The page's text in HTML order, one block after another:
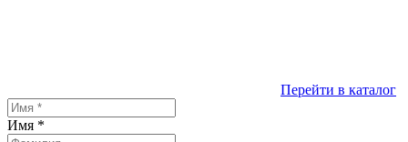
Перейти в каталог
Имя *